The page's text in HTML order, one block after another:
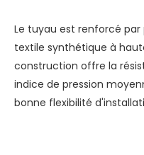
Le tuyau est renforcé
textile synthétique à
construction offre la
indice de pression
bonne flexibilité